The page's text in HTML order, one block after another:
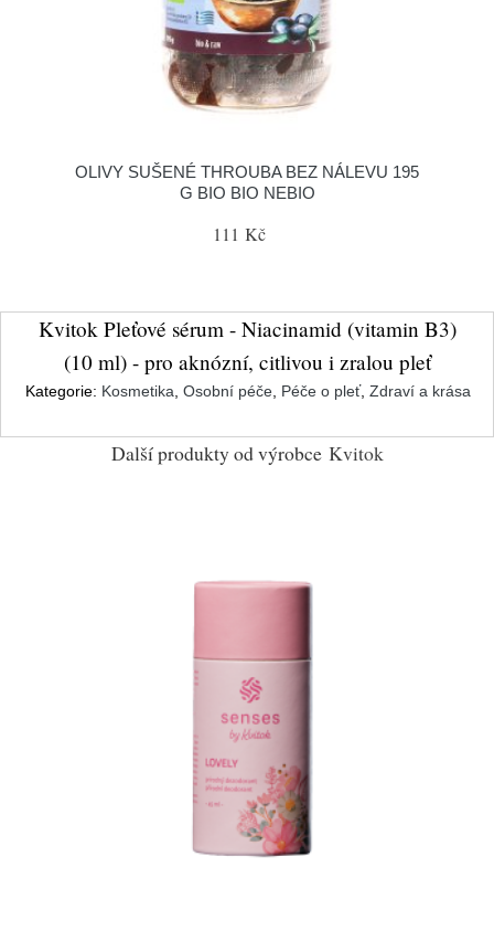
OLIVY SUŠENÉ THROUBA BEZ NÁLEVU 195
G BIO BIO NEBIO
111 Kč
Kvitok Pleťové sérum - Niacinamid (vitamin B3)
(10 ml) - pro aknózní, citlivou i zralou pleť
Kategorie: Kosmetika Osobní péče Péče o pleť, Zdraví a krása
Další produkty od výrobce Kvitok